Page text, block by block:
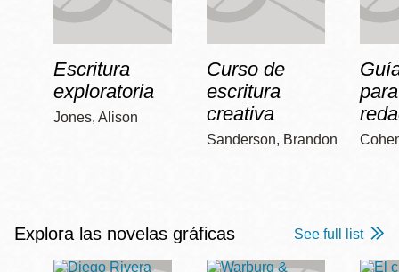
Escritura
exploratoria
Jones, Alison
Curso de
escritura
creativa
Sanderson, Brandon
Explora las novelas gráficas See full list